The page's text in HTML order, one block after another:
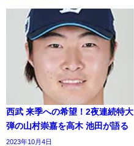
西武 来季への希望！2夜連続特大
弾の山村崇嘉を高木 池田が語る
2023年10月4日